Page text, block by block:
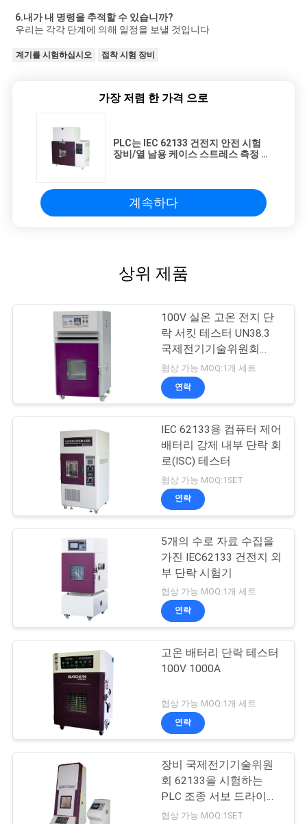
6.내가 내 명령을 추적할 수 있습니까?
우리는 각각 단계에 의해 일정을 보낼 것입니다
계기를 시험하십시오 접착 시험 장비
가장 저렴 한 가격 으로
PLC는 IEC 62133 건전지 안전 시험
장비/열 남용 케이스 스트레스 측정 약
계속하다
상위 제품
100V 실온 고온 전지 단
락 서킷 테스터 UN38.3
국제전기기술위원회
62133
협상 가능 MOQ:1개 세트
연락
IEC 62133용 컴퓨터 제어
배터리 강제 내부 단락 회
로(ISC) 테스터
협상 가능 MOQ:1SET
연락
5개의 수로 자료 수집을
가진 IEC62133 건전지 외
부 단락 시험기
협상 가능 MOQ:1개 세트
연락
고온 배터리 단락 테스터
100V 1000A
협상 가능 MOQ:1개 세트
연락
장비 국제전기기술위원
회 62133을 시험하는
PLC 조종 서보 드라이브
배터리 분쇄
협상 가능 MOQ:1SET